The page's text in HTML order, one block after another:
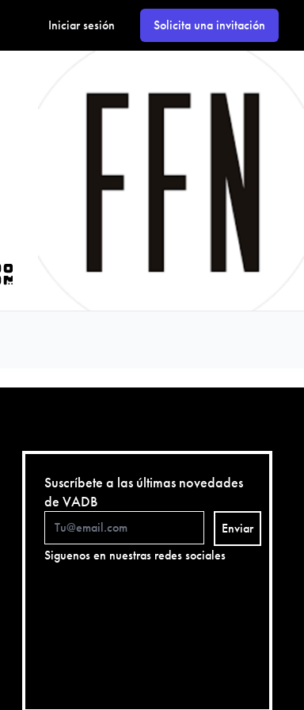
Iniciar sesión Solicita una invitación
Suscríbete a las últimas novedades
de VADB
Enviar
Siguenos en nuestras redes sociales